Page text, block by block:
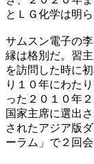
とＬＧ化学は明ら
サムスン電子の
縁は格別だ。習
を訪問した時に
り１０年にわた
った２０１０年
国家主席に選出
されたアジア版
ーラム」で２回会